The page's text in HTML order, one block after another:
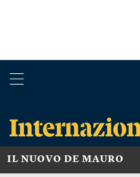
IL NUOVO DE MAURO